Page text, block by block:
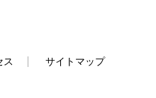
ス サイトマップ